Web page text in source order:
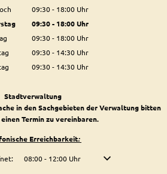
Von 09:30 bis 18:00 Uhr
09:30- 18:00Uhr
Von 09:30 bis 18:00 Uhr
09:30- 18:00Uhr
Von 09:30 bis 18:00 Uhr
09:30- 18:00Uhr
Von 09:30 bis 18:00 Uhr
09:30- 14:30Uhr
Von 09:30 bis 14:30 Uhr
09:30- 14:30Uhr
Stadtverwaltung
in den Sachgebieten der Verwaltung bitten
Termin zu vereinbaren.
Erreichbarkeit:
Öffnungs- oder Schließzeiten auszublenden
08:00- 12:00 Uhr Von 08:00 bis 12:00